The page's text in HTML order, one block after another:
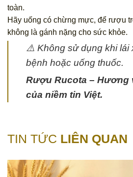
toàn.
Hãy uống có chừng mực, để rượu
không là gánh nặng cho sức khỏe.
⚠️ Không sử dụng khi lái
bệnh hoặc uống thuốc.
Rượu Rucota – Hương
của niềm tin Việt.
TIN TỨC LIÊN QUAN